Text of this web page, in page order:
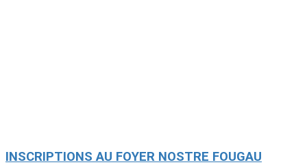
INSCRIPTIONS AU FOYER NOSTRE FOUGAU